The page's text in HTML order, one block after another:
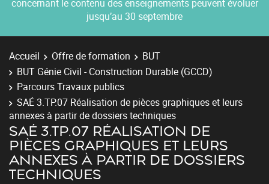
concernant le contenu des enseignements peuvent évoluer
jusqu’au 30 septembre
Accueil Offre de formation
BUT
BUT Génie Civil - Construction Durable (GCCD)
Parcours Travaux publics
SAÉ 3.TP.07 Réalisation de pièces graphiques et leurs
annexes à partir de dossiers techniques
SAÉ 3.TP.07 RÉALISATION DE
PIÈCES GRAPHIQUES ET LEURS
ANNEXES À PARTIR DE DOSSIERS
TECHNIQUES